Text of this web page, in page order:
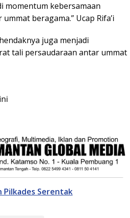
momentum kebersamaan
beragama.” Ucap Rifa’i
juga menjadi
tali persaudaraan antar ummat
Pilkades Serentak